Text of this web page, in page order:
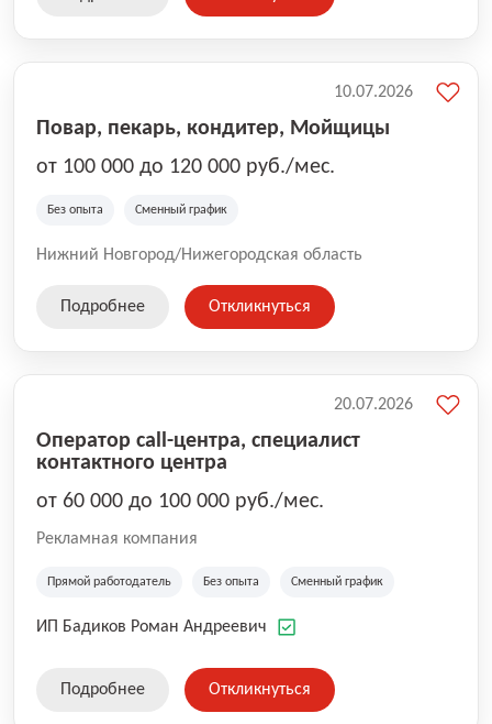
Повар, пекарь, кондитер, Мойщицы
от 100 000 до 120 000 руб./мес.
Без опыта Сменный график
Нижний Новгород/Нижегородская область
10.07.2026
Подробнее Откликнуться
Оператор call-центра, специалист
контактного центра
от 60 000 до 100 000 руб./мес.
Рекламная компания
Прямой работодатель Без опыта Сменный график
ИП Бадиков Роман Андреевич
20.07.2026
Подробнее Откликнуться